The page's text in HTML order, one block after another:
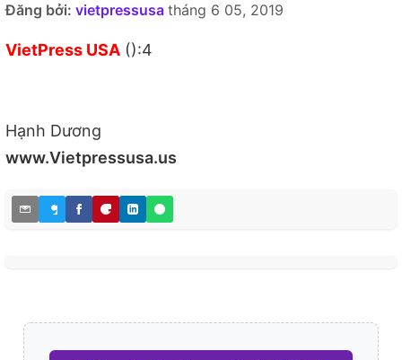
Đăng bởi: vietpressusa tháng 6 05, 2019
VietPress USA ():4
Hạnh Dương
www.Vietpressusa.us